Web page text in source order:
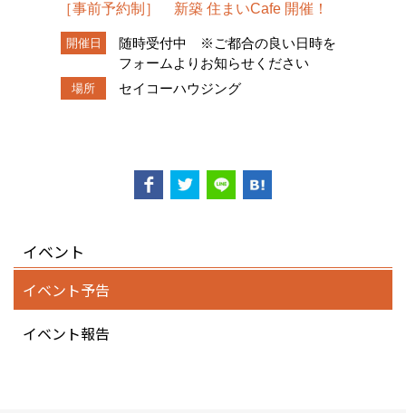
［事前予約制］ 新築 住まいCafe 開催！
開催日
随時受付中 ※ご都合の良い日時を
フォームよりお知らせください
場所 セイコーハウジング
イベント
イベント予告
イベント報告